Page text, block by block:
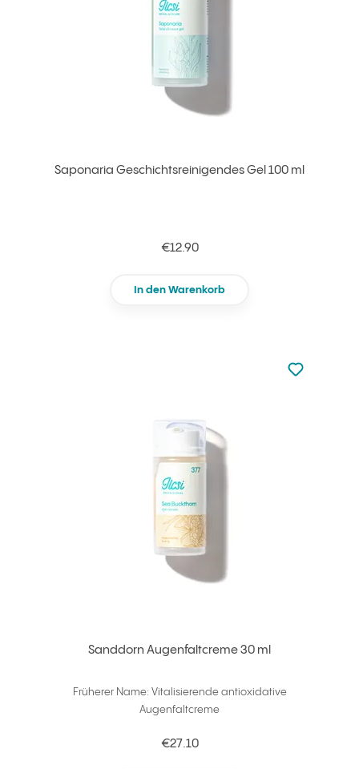
Saponaria Geschichtsreinigendes Gel 100 ml
€12.90
In den Warenkorb
Sanddorn Augenfaltcreme 30 ml
Früherer Name: Vitalisierende antioxidative
Augenfaltcreme
€27.10
zu den
zu Ihren